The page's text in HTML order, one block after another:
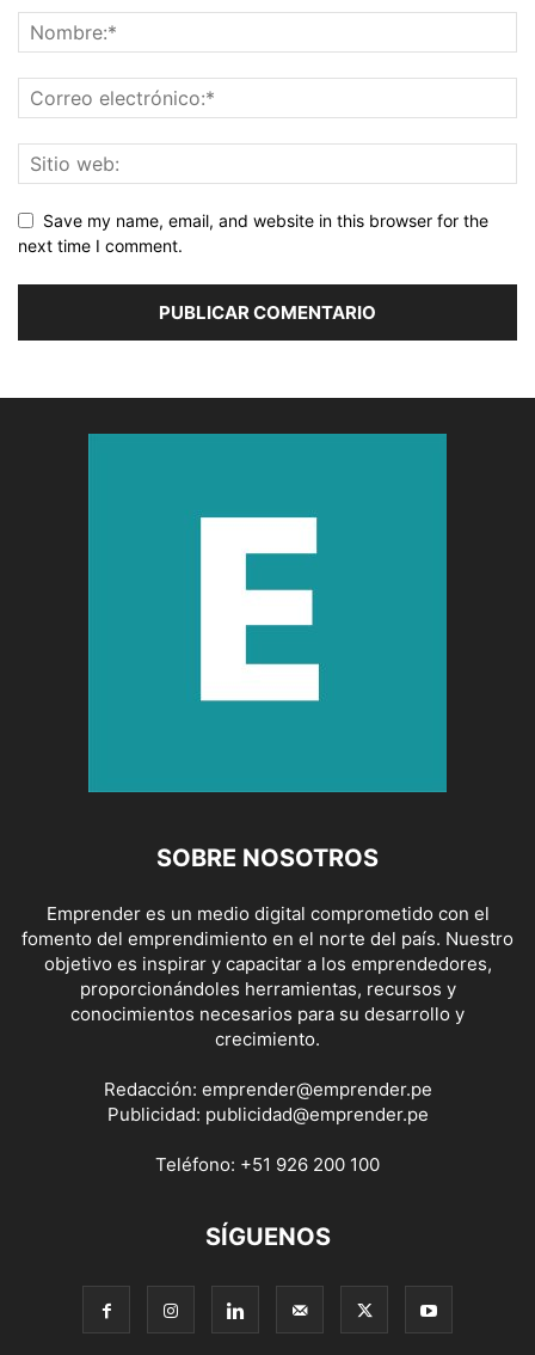
Save my name, email, and website in this browser for the
next time I comment.
SOBRE NOSOTROS
Emprender es un medio digital comprometido con el
fomento del emprendimiento en el norte del país. Nuestro
objetivo es inspirar y capacitar a los emprendedores,
proporcionándoles herramientas, recursos y
conocimientos necesarios para su desarrollo y
crecimiento.
Redacción: emprender@emprender.pe
Publicidad: publicidad@emprender.pe
Teléfono: +51 926 200 100
SÍGUENOS